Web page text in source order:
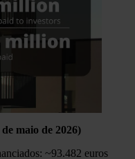
maio de 2026)
~93.482 euros